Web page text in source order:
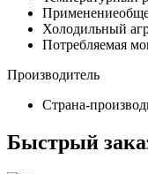
Применение
Холодильный
Потребляемая
Производитель
Страна-
Быстрый